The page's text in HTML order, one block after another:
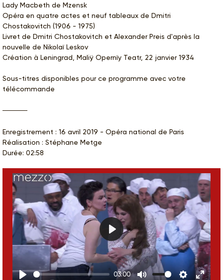
Lady Macbeth de Mzensk
Opéra en quatre actes et neuf tableaux de Dmitri
Chostakovitch (1906 - 1975)
Livret de Dmitri Chostakovitch et Alexander Preis d'après la
nouvelle de Nikolaï Leskov
Création à Leningrad, Maliÿ Opernïy Teatr, 22 janvier 1934
Sous-titres disponibles pour ce programme avec votre
télécommande
Enregistrement : 16 avril 2019 - Opéra national de Paris
Réalisation : Stéphane Metge
Durée: 02:58
03:00
Play